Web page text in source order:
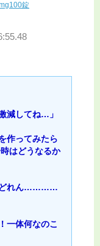
錠
減してね…」
作ってみたら
はどうなるか
どれん…………
一体何なのこ